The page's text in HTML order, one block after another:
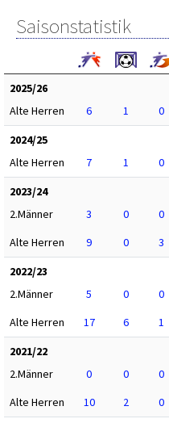
Saisonstatistik
2025/26
Alte Herren
6 1 0
2024/25
Alte Herren
7 1 0
2023/24
2.Männer
3 0 0
Alte Herren
9 0 3
2022/23
2.Männer
5 0 0
Alte Herren
17 6 1
2021/22
2.Männer
0 0 0
Alte Herren
10 2 0